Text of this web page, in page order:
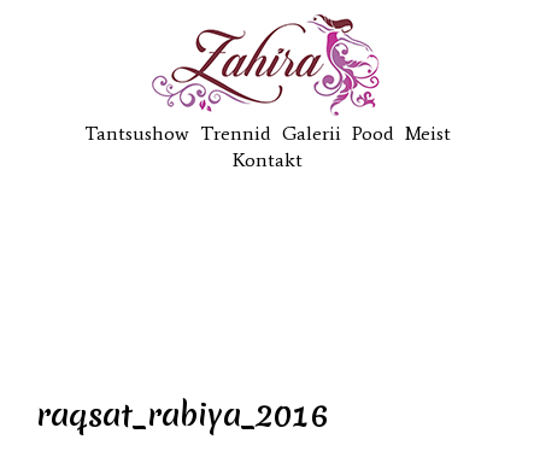
Tantsushow Trennid Galerii Pood Meist
Kontakt
raqsat_rabiya_2016